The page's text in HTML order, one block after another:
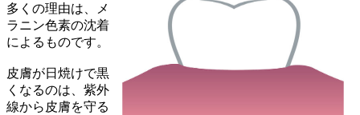
多くの理由は、メ
ラニン色素の沈着
によるものです。
皮膚が日焼けで黒
くなるのは、紫外
線から皮膚を守る